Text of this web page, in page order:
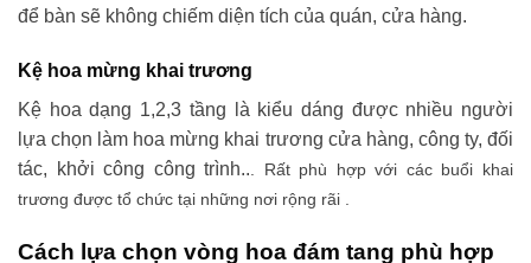
để bàn sẽ không chiếm diện tích của quán, cửa hàng.
Kệ hoa mừng khai trương
Kệ hoa dạng 1,2,3 tầng là kiểu dáng được nhiều người
lựa chọn làm hoa mừng khai trương cửa hàng, công ty, đối
tác, khởi công công trình.. . Rất phù hợp với các buổi khai
trương được tổ chức tại những nơi rộng rãi .
Cách lựa chọn vòng hoa đám tang phù hợp